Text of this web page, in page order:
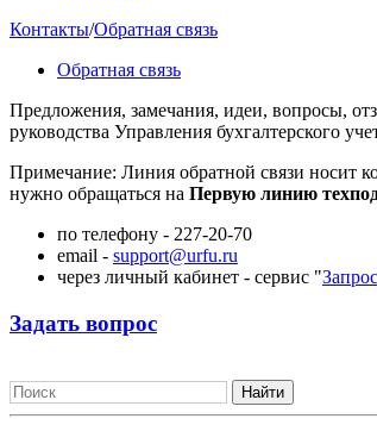
Контакты/Обратная связь
Обратная связь
Предложения, замечания, идеи, вопросы,
руководства Управления бухгалтерского
Примечание: Линия обратной связи носит
нужно обращаться на Первую линию
по телефону - 227-20-70
email - support@urfu.ru
через личный кабинет - сервис "
Задать вопрос